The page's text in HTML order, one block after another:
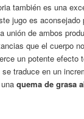
también es una
jugo es aconsejado
unión de ambos
que el cuerpo
un potente efecto
traduce en un
unaquema de grasa